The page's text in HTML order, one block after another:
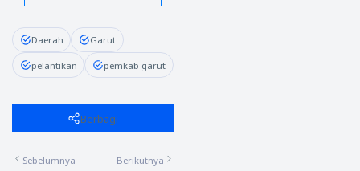
Daerah Garut
pelantikan pemkab garut
Berbagi
Sebelumnya Berikutnya